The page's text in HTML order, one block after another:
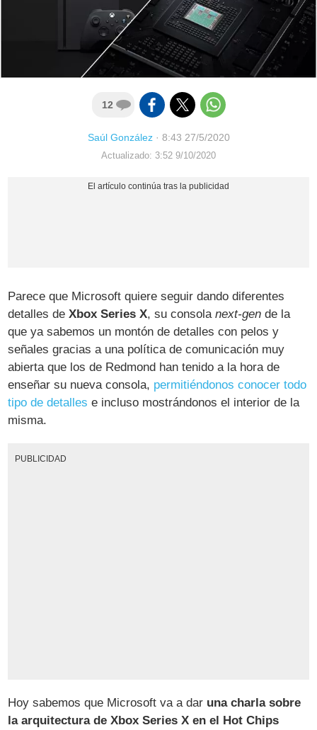
12
Saúl González· 8:43 27/5/2020
Actualizado: 3:52 9/10/2020
Parece que Microsoft quiere seguir dando diferentes
detalles deXbox Series X, su consolanext-gen de la
que ya sabemos un montón de detalles con pelos y
señales gracias a una política de comunicación muy
abierta que los de Redmond han tenido a la hora de
enseñar su nueva consola, permitiéndonos conocer todo
tipo de detalles e incluso mostrándonos el interior de la
misma.
PUBLICIDAD
Hoy sabemos que Microsoft va a dar una charla sobre
la arquitectura de Xbox Series X en el Hot Chips